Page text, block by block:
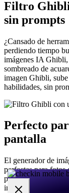
Filtro Ghibli
sin prompts
¿Cansado de
perdiendo tiempo
imágenes IA Ghibli,
sombreado de
imagen Ghibli,
habilidades, sin
Perfecto
pantalla
El generador de
perfectas para
publicaciones en
imágenes estilo